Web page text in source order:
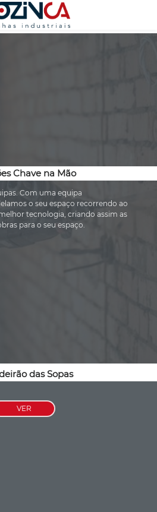
Chave na Mão
Com uma equipa
o seu espaço recorrendo ao
tecnologia, criando assim as
para o seu espaço.
das Sopas
VER